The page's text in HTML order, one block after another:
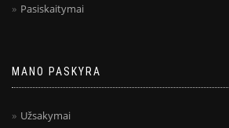
Pasiskaitymai
MANO PASKYRA
Užsakymai